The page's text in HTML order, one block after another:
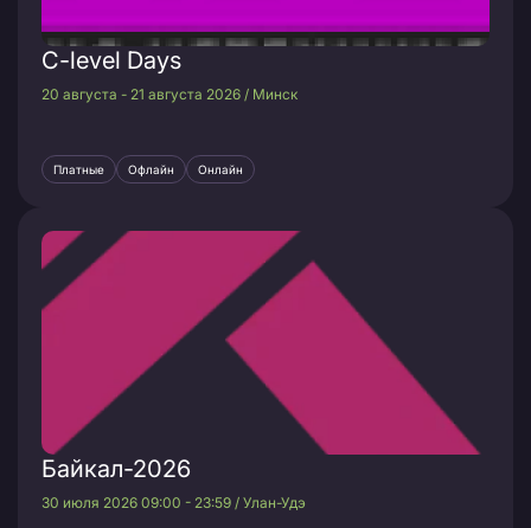
C-level Days
20 августа - 21 августа 2026 / Минск
Платные Офлайн Онлайн
Байкал-2026
30 июля 2026 09:00 - 23:59 / Улан-Удэ